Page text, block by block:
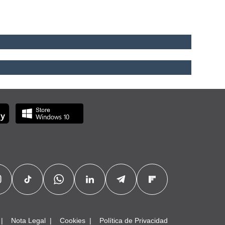
Nota Legal Cookies Política de Privacidad